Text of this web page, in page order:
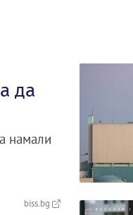
да
намали
biss.bg